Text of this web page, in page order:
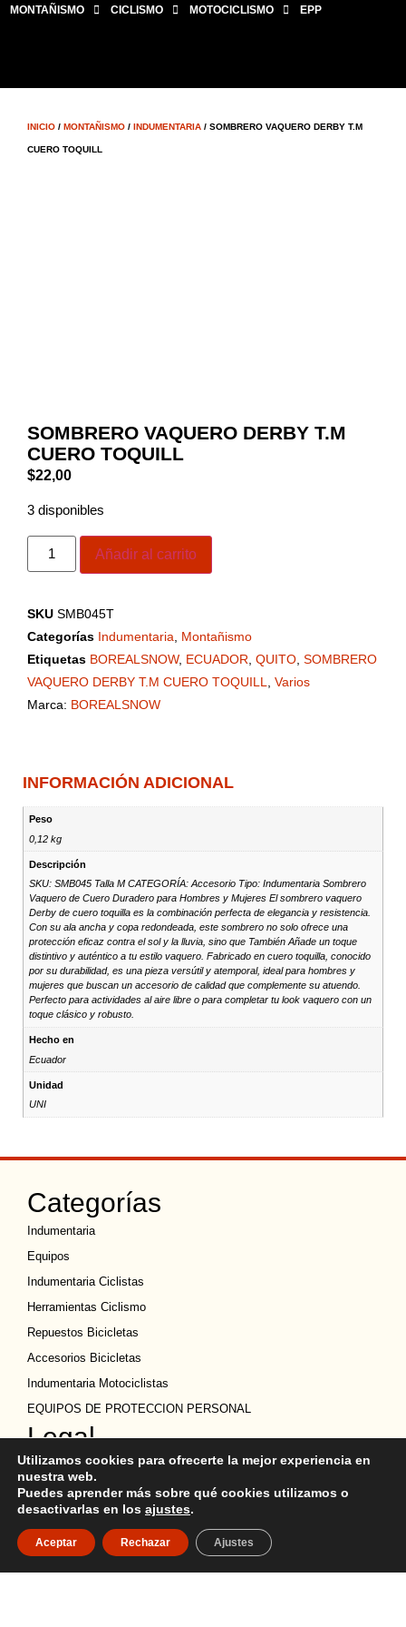
MONTAÑISMO CICLISMO MOTOCICLISMO EPP
INICIO / MONTAÑISMO / INDUMENTARIA / SOMBRERO VAQUERO DERBY T.M
CUERO TOQUILL
SOMBRERO VAQUERO DERBY T.M
CUERO TOQUILL
$22,00
3 disponibles
Añadir al carrito
SKU SMB045T
Categorías Indumentaria
Montañismo
Etiquetas BOREALSNOW, ECUADOR QUITO SOMBRERO
VAQUERO DERBY T.M CUERO TOQUILL
Varios
Marca: BOREALSNOW
INFORMACIÓN ADICIONAL
Peso
0,12 kg
Descripción
SKU: SMB045 Talla M CATEGORÍA: Accesorio Tipo: Indumentaria Sombrero
Vaquero de Cuero Duradero para Hombres y Mujeres El sombrero vaquero
Derby de cuero toquilla es la combinación perfecta de elegancia y resistencia.
Con su ala ancha y copa redondeada, este sombrero no solo ofrece una
protección eficaz contra el sol y la lluvia, sino que También Añade un toque
distintivo y auténtico a tu estilo vaquero. Fabricado en cuero toquilla, conocido
por su durabilidad, es una pieza versútil y atemporal, ideal para hombres y
mujeres que buscan un accesorio de calidad que complemente su atuendo.
Perfecto para actividades al aire libre o para completar tu look vaquero con un
toque clásico y robusto.
Hecho en
Ecuador
Unidad
UNI
Categorías
Indumentaria
Equipos
Indumentaria Ciclistas
Herramientas Ciclismo
Repuestos Bicicletas
Accesorios Bicicletas
Indumentaria Motociclistas
EQUIPOS DE PROTECCION PERSONAL
Legal
Política de privacidad
Términos y condiciones
Política de Cookies
Política de devoluciones
Utilizamos cookies para ofrecerte la mejor experiencia en
nuestra web.
Puedes aprender más sobre qué cookies utilizamos o
desactivarlas en los ajustes.
Aceptar Rechazar Ajustes